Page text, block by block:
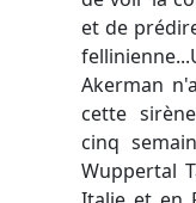
et de
Akerman
cette
cinq
Wuppertal